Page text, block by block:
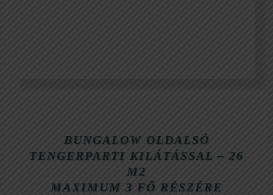
BUNGALOW OLDALSÓ
TENGERPARTI KILÁTÁSSAL – 26
M2
MAXIMUM 3 FŐ RÉSZÉRE